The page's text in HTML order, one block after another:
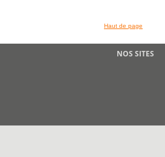
Haut de page
NOS SITES